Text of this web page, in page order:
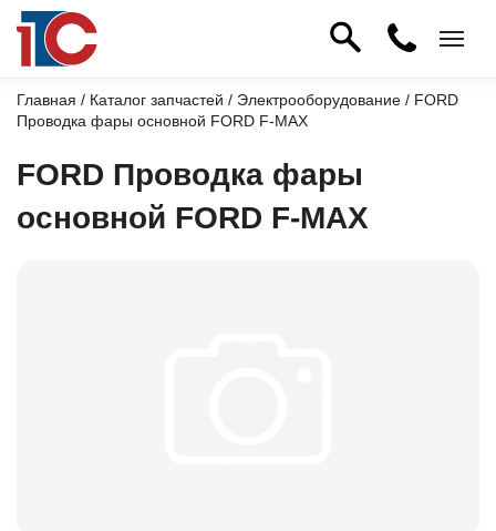
Главная / Каталог запчастей / Электрооборудование / FORD
Проводка фары основной FORD F-MAX
FORD Проводка фары
основной FORD F-MAX